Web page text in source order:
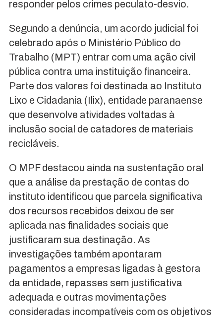
responder pelos crimes peculato-desvio.
Segundo a denúncia, um acordo judicial foi
celebrado após o Ministério Público do
Trabalho (MPT) entrar com uma ação civil
pública contra uma instituição financeira.
Parte dos valores foi destinada ao Instituto
Lixo e Cidadania (Ilix), entidade paranaense
que desenvolve atividades voltadas à
inclusão social de catadores de materiais
recicláveis.
O MPF destacou ainda na sustentação oral
que a análise da prestação de contas do
instituto identificou que parcela significativa
dos recursos recebidos deixou de ser
aplicada nas finalidades sociais que
justificaram sua destinação. As
investigações também apontaram
pagamentos a empresas ligadas à gestora
da entidade, repasses sem justificativa
adequada e outras movimentações
consideradas incompatíveis com os objetivos